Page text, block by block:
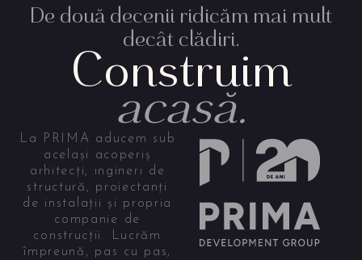
De două decenii ridicăm mai mult
decât clădiri.
Construim
acasă.
La PRIMA aducem sub
același acoperiș
arhitecți, ingineri de
structură, proiectanți
de instalații și propria
companie de
construcții. Lucrăm
împreună, pas cu pas,